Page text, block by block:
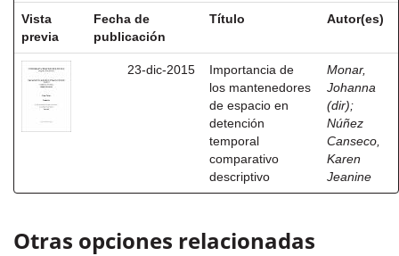
Vista
previa
Fecha de
publicación
Título Autor(es)
23-dic-2015
Importancia de
los mantenedores
de espacio en
detención
temporal
comparativo
descriptivo
Monar,
Johanna
(dir);
Núñez
Canseco,
Karen
Jeanine
Otras opciones relacionadas